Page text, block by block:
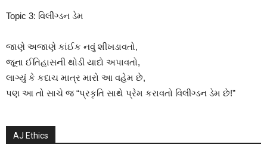
Topic 3: વિલીંગ્ડન ડેમ
જાણે અજાણે કાંઈક નવું શીખડાવતો,
જૂના ઈતિહાસની થોડી યાદો અપાવતો,
લાગ્યું કે કદાચ માત્ર મારો આ વહેમ છે,
પણ આ તો સાચે જ “પ્રકૃતિ સાથે પ્રેમ કરાવતો વિલીંગ્ડન ડેમ છે!”
AJ Ethics